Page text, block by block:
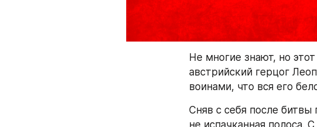
Не многие знают, но
австрийский герцог
воинами, что вся его
Сняв с себя после